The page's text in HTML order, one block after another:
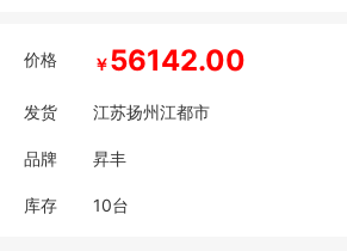
价格 ￥56142.00
发货 江苏扬州江都市
品牌 昇丰
库存 10台